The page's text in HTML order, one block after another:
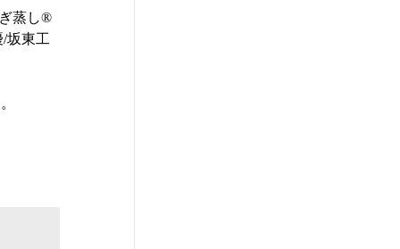
蒸し®︎
坂東工